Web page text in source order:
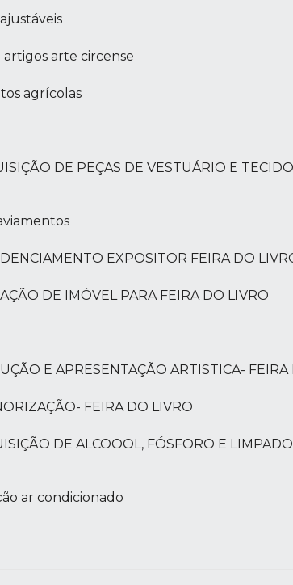
artigos arte circense
agrícolas
DE PEÇAS DE VESTUÁRIO E
EXPOSITOR FEIRA DO
DE IMÓVEL PARA FEIRA DO LIVRO
E APRESENTAÇÃO ARTISTICA- FEIRA
FEIRA DO LIVRO
DE ALCOOOL, FÓSFORO E
ar condicionado